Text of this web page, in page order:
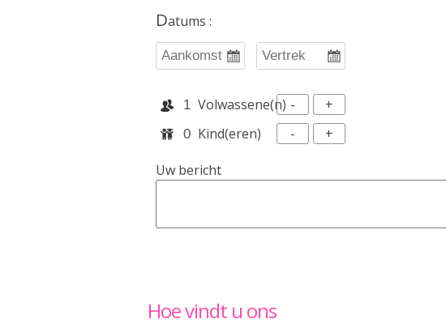
DAtums :
volwassene(n) -
+
kind(eren)
- +
Uw bericht
Hoe vindt u ons